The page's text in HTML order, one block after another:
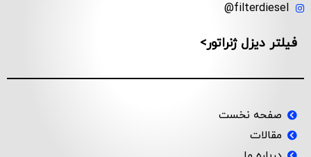
filterdiesel@
فیلتر دیزل ژنراتور>
صفحه نخست
مقالات